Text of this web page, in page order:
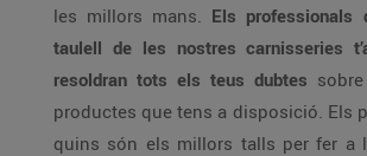
les millors mans. Els professionals
taulell de les nostres carnisseries
resoldran tots els teus dubtes
productes que tens a disposició. Els
quins són els millors talls per fer a